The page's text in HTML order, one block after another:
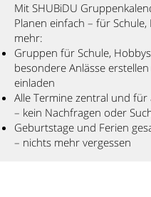
Mit SHUBiDU
Planen einfach – für Schule,
mehr:
Gruppen für Schule,
besondere Anlässe
einladen
Alle Termine zentral und für
– kein Nachfragen oder
Geburtstage und Ferien
– nichts mehr vergessen